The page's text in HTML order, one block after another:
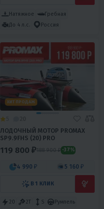
Натяжное
Гребная
До 4 л.с.
Россия
ХИТ ПРОДАЖ
ЛОДОЧНЫЙ МОТОР PROMAX
SP9.9FHS (20) PRO
119 800 ₽188 900 ₽ -37%
4 990 ₽ 5 160 ₽
В 1 КЛИК
20 2T S
Румпель